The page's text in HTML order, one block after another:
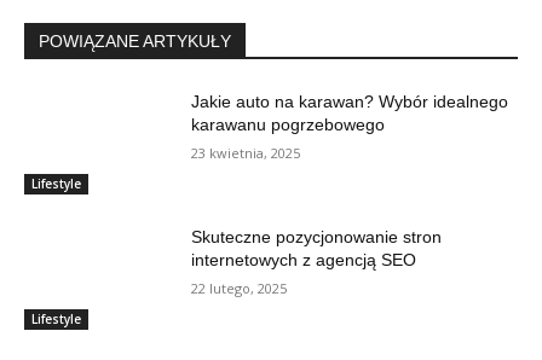
POWIĄZANE ARTYKUŁY
Lifestyle
Jakie auto na karawan? Wybór idealnego
karawanu pogrzebowego
23 kwietnia, 2025
Lifestyle
Skuteczne pozycjonowanie stron
internetowych z agencją SEO
22 lutego, 2025